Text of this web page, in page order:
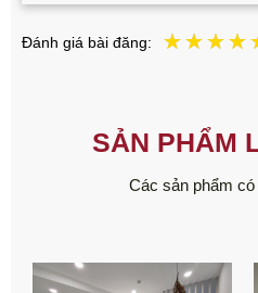
Đánh giá bài đăng:
SẢN PHẨM
Các sản phẩm